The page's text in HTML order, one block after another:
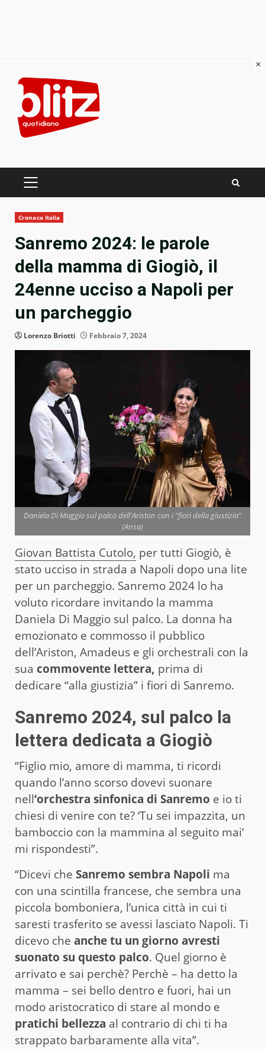
content
PRIMARY
Cronaca Italia
Sanremo 2024: le parole
della mamma di Giogiò, il
24enne ucciso a Napoli per
un parcheggio
Lorenzo Briotti Febbraio 7, 2024
Daniela Di Maggio sul palco dell'Ariston con i "fiori della giustizia"
(Ansa)
Giovan Battista Cutolo, per tutti Giogiò, è
stato ucciso in strada a Napoli dopo una lite
per un parcheggio. Sanremo 2024 lo ha
voluto ricordare invitando la mamma
Daniela Di Maggio sul palco. La donna ha
emozionato e commosso il pubblico
dell’Ariston, Amadeus e gli orchestrali con la
sua commovente lettera, prima di
dedicare “alla giustizia” i fiori di Sanremo.
Sanremo 2024, sul palco la
lettera dedicata a Giogiò
“Figlio mio, amore di mamma, ti ricordi
quando l’anno scorso dovevi suonare
nell‘orchestra sinfonica di Sanremo e io ti
chiesi di venire con te? ‘Tu sei impazzita, un
bamboccio con la mammina al seguito mai’
mi rispondesti”.
“Dicevi che Sanremo sembra Napoli ma
con una scintilla francese, che sembra una
piccola bomboniera, l’unica città in cui ti
saresti trasferito se avessi lasciato Napoli. Ti
dicevo che anche tu un giorno avresti
suonato su questo palco. Quel giorno è
arrivato e sai perchè? Perchè – ha detto la
mamma – sei bello dentro e fuori, hai un
modo aristocratico di stare al mondo e
pratichi bellezza al contrario di chi ti ha
strappato barbaramente alla vita”.
×